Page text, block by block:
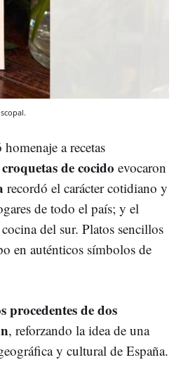
a recetas
croquetas de cocido evocaron
recordó el carácter cotidiano y
de todo el país; y el
del sur. Platos sencillos
en auténticos símbolos de
procedentes de dos
, reforzando la idea de una
y cultural de España.